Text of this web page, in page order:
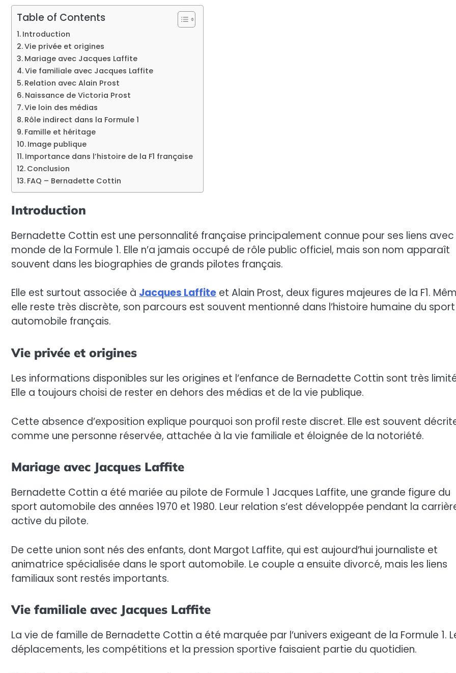
Table of Contents
Introduction
Vie privée et origines
Mariage avec Jacques Laffite
Vie familiale avec Jacques Laffite
Relation avec Alain Prost
Naissance de Victoria Prost
Vie loin des médias
Rôle indirect dans la Formule 1
Famille et héritage
Image publique
Importance dans l’histoire de la F1 française
Conclusion
FAQ – Bernadette Cottin
Introduction
Bernadette Cottin est une personnalité française principalement connue pour ses liens avec
monde de la Formule 1. Elle n’a jamais occupé de rôle public officiel, mais son nom apparaît
souvent dans les biographies de grands pilotes français.
Elle est surtout associée à Jacques Laffite et Alain Prost, deux figures majeures de la F1.
elle reste très discrète, son parcours est souvent mentionné dans l’histoire humaine du sport
automobile français.
Vie privée et origines
Les informations disponibles sur les origines et l’enfance de Bernadette Cottin sont très
Elle a toujours choisi de rester en dehors des médias et de la vie publique.
Cette absence d’exposition explique pourquoi son profil reste discret. Elle est souvent
comme une personne réservée, attachée à la vie familiale et éloignée de la notoriété.
Mariage avec Jacques Laffite
Bernadette Cottin a été mariée au pilote de Formule 1 Jacques Laffite, une grande figure du
sport automobile des années 1970 et 1980. Leur relation s’est développée pendant la
active du pilote.
De cette union sont nés des enfants, dont Margot Laffite, qui est aujourd’hui journaliste et
animatrice spécialisée dans le sport automobile. Le couple a ensuite divorcé, mais les liens
familiaux sont restés importants.
Vie familiale avec Jacques Laffite
La vie de famille de Bernadette Cottin a été marquée par l’univers exigeant de la Formule 1.
déplacements, les compétitions et la pression sportive faisaient partie du quotidien.